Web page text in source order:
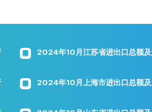
2024年10月江苏省进出口总额
2024年10月上海市进出口总额